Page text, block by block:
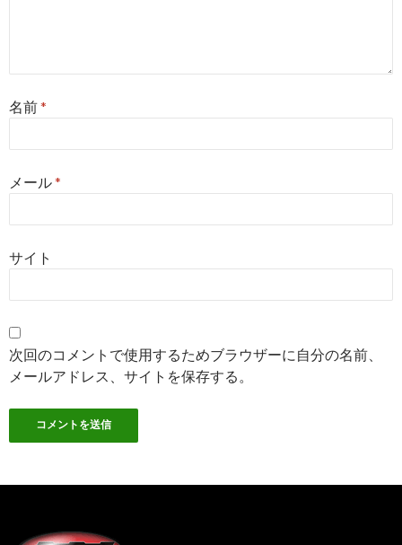
名前*
メール*
サイト
次回のコメントで使用するためブラウザーに自分の名前、
メールアドレス、サイトを保存する。